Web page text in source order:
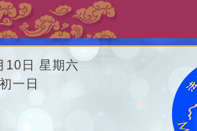
10日 星期六
一日